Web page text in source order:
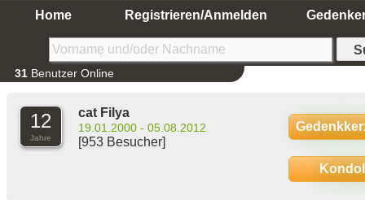
Home Registrieren/Anmelden
31 Benutzer Online
12
Jahre
cat Filya
19.01.2000 - 05.08.2012
[953 Besucher]